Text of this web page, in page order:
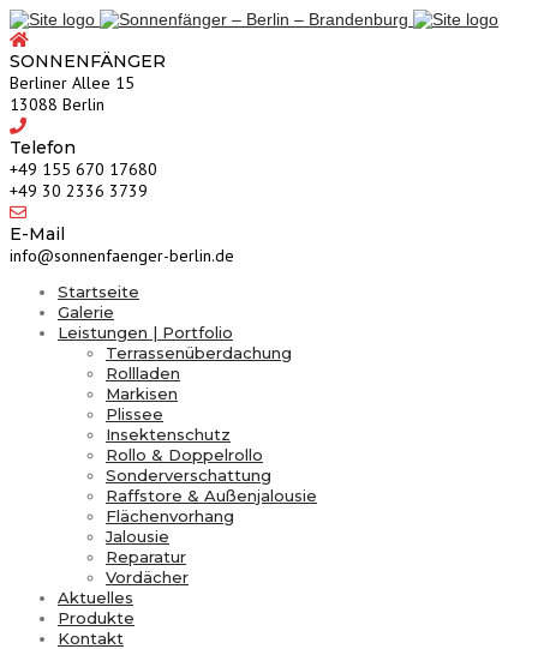
SONNENFÄNGER
Berliner Allee 15
13088 Berlin
Telefon
‎+49 155 670 17680
+49 30 2336 3739
E-Mail
info@sonnenfaenger-berlin.de
Startseite
Galerie
Leistungen | Portfolio
Terrassenüberdachung
Rollladen
Markisen
Plissee
Insektenschutz
Rollo & Doppelrollo
Sonderverschattung
Raffstore & Außenjalousie
Flächenvorhang
Jalousie
Reparatur
Vordächer
Aktuelles
Produkte
Kontakt